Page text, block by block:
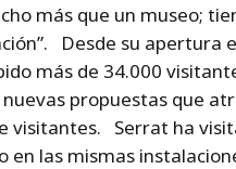
más que un museo;
Desde su apertura
más de 34.000
propuestas que
visitantes. Serrat ha
en las mismas